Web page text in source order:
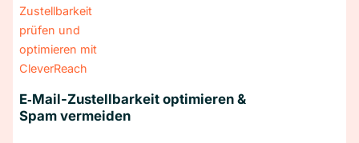
E‑Mail-Zustellbarkeit optimieren &
Spam vermeiden